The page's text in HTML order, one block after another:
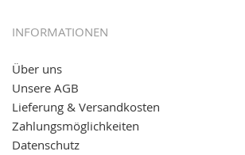
05.09.2016: NEUE Topseller bei
11.08.2016: Gerade entsteht unser
Partnershop
Online-Shop für einfaches
reinschauen...
INFORMATIONEN
Über uns
Unsere AGB
Lieferung & Versandkosten
Zahlungsmöglichkeiten
Datenschutz